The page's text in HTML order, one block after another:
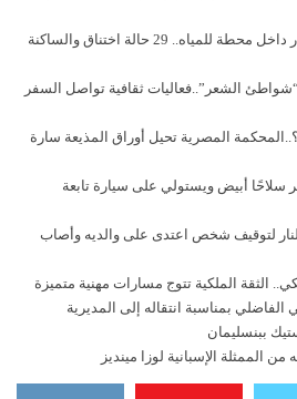
استنفار بأفورار بعد انفجار داخل محطة للمياه.. 29 حالة اختناق والساكنة
“شواطئ الشعر”..فعاليات ثقافية تواصل السفر
المصرية تحيل أوراق المذيعة سارة
سلاحًا أبيض ويستولي على سيارة تابعة
لتوقيف شخص اعتدى على والديه وأصاب
الثقة الملكية تتوج مسارات مهنية متميزة
بمناسبة انتقاله إلى المديرية
ببنسليمان
من الممثلة الإسبانية لوزا مينديز